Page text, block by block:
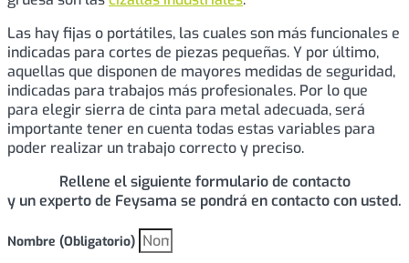
Las hay fijas o portátiles, las cuales son más funcionales e
indicadas para cortes de piezas pequeñas. Y por último,
aquellas que disponen de mayores medidas de seguridad,
indicadas para trabajos más profesionales. Por lo que
para elegir sierra de cinta para metal adecuada, será
importante tener en cuenta todas estas variables para
poder realizar un trabajo correcto y preciso.
Rellene el siguiente formulario de contacto
y un experto de Feysama se pondrá en contacto con usted.
Nombre (Obligatorio)